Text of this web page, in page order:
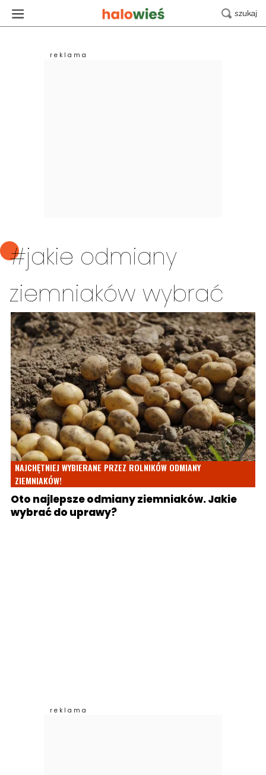
#jakie odmiany
ziemniaków wybrać
NAJCHĘTNIEJ WYBIERANE PRZEZ ROLNIKÓW ODMIANY
ZIEMNIAKÓW!
Oto najlepsze odmiany ziemniaków. Jakie
wybrać do uprawy?